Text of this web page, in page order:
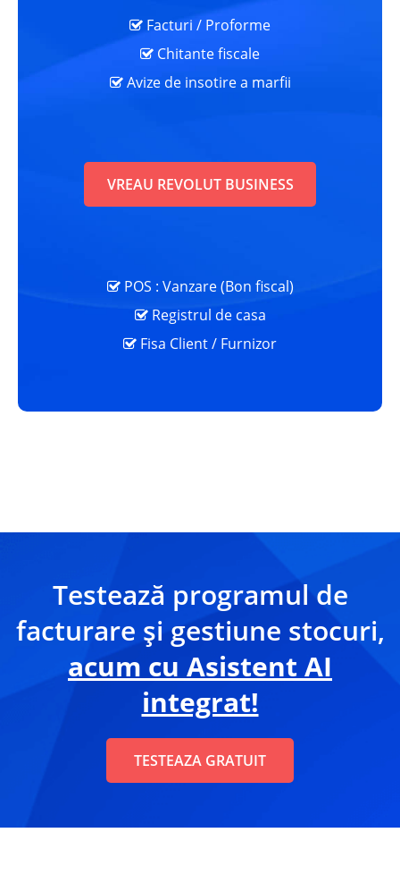
Facturi / Proforme
Chitante fiscale
Avize de insotire a marfii
VREAU REVOLUT BUSINESS
POS : Vanzare (Bon fiscal)
Registrul de casa
Fisa Client / Furnizor
Testează programul de
facturare și gestiune stocuri,
acum cu Asistent AI
integrat!
TESTEAZA GRATUIT